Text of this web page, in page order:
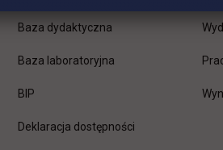
Baza dydaktyczna
Baza laboratoryjna
BIP
Deklaracja dostępności